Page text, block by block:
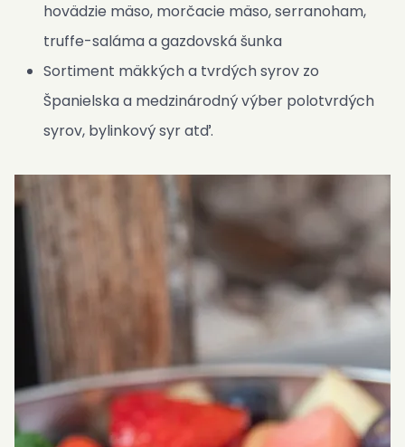
hovädzie mäso, morčacie mäso, serranoham,
truffe-saláma a gazdovská šunka
Sortiment mäkkých a tvrdých syrov zo
Španielska a medzinárodný výber polotvrdých
syrov, bylinkový syr atď.